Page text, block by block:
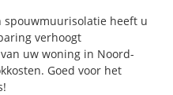
spouwmuurisolatie heeft u
verhoogt
uw woning in Noord-
Goed voor het